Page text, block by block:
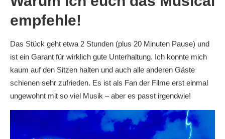
empfehle!
Das Stück geht etwa 2 Stunden (plus 20 Minuten Pause) und
ist ein Garant für wirklich gute Unterhaltung. Ich konnte mich
kaum auf den Sitzen halten und auch alle anderen Gäste
schienen sehr zufrieden. Es ist als Fan der Filme erst einmal
ungewohnt mit so viel Musik – aber es passt irgendwie!